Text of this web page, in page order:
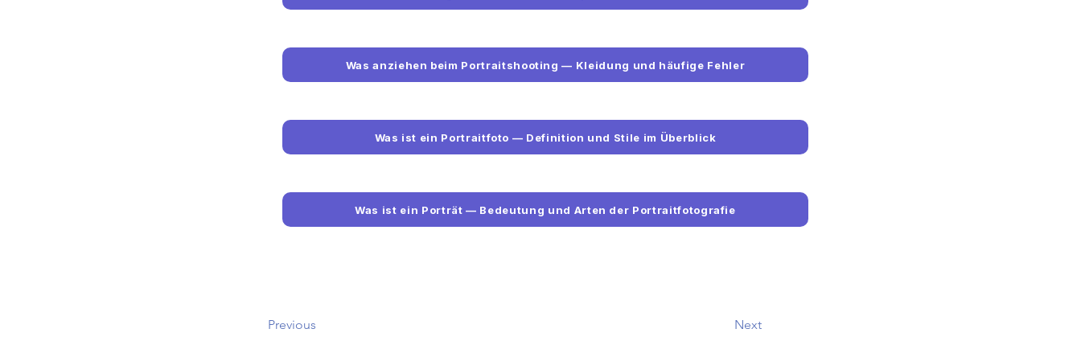
Was anziehen beim Portraitshooting — Kleidung und häufige Fehler
Was ist ein Portraitfoto — Definition und Stile im Überblick
Was ist ein Porträt — Bedeutung und Arten der Portraitfotografie
Previous Next